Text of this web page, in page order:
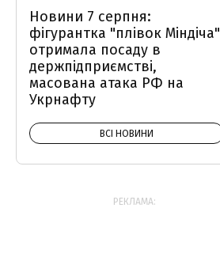
Новини 7 серпня:
фігурантка "плівок Міндіча"
отримала посаду в
держпідприємстві,
масована атака РФ на
Укрнафту
ВСІ НОВИНИ
РЕКЛАМА: